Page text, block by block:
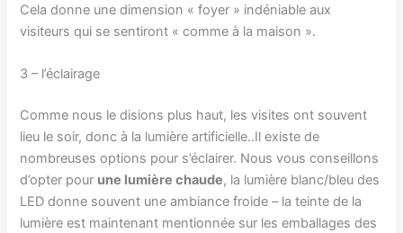
Cela donne une dimension « foyer » indéniable aux
visiteurs qui se sentiront « comme à la maison ».
3 – l’éclairage
Comme nous le disions plus haut, les visites ont souvent
lieu le soir, donc à la lumière artificielle..Il existe de
nombreuses options pour s’éclairer. Nous vous conseillons
d’opter pour une lumière chaude, la lumière blanc/bleu des
LED donne souvent une ambiance froide – la teinte de la
lumière est maintenant mentionnée sur les emballages des